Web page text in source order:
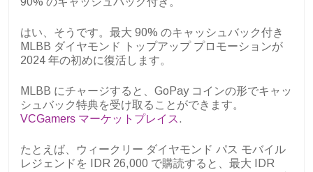
はい、そうです。最大 90% のキャッシュバック付き
MLBB ダイヤモンド トップアップ プロモーションが
2024 年の初めに復活します。
MLBB にチャージすると、GoPay コインの形でキャッ
シュバック特典を受け取ることができます。
VCGamers マーケットプレイス.
たとえば、ウィークリー ダイヤモンド パス モバイル
レジェンドを IDR 26,000 で購読すると、最大 IDR